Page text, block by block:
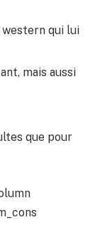
qui lui
mais aussi
que pour